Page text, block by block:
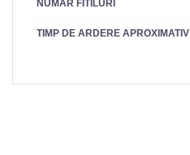
NUMAR FITILURI
TIMP DE ARDERE APROXIMATIV